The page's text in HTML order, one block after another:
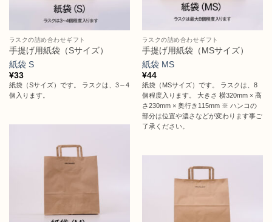
ラスクの詰め合わせギフト
手提げ用紙袋（Sサイズ）
紙袋 S
¥33
紙袋（Sサイズ）です。 ラスクは、3～4
個入ります。
ラスクの詰め合わせギフト
手提げ用紙袋（MSサイズ）
紙袋 MS
¥44
紙袋（MSサイズ）です。 ラスクは、8
個程度入ります。 大きさ 横320mm × 高
さ230mm × 奥行き115mm ※ ハンコの
部分は位置や濃さなどが変わります事ご
了承ください。